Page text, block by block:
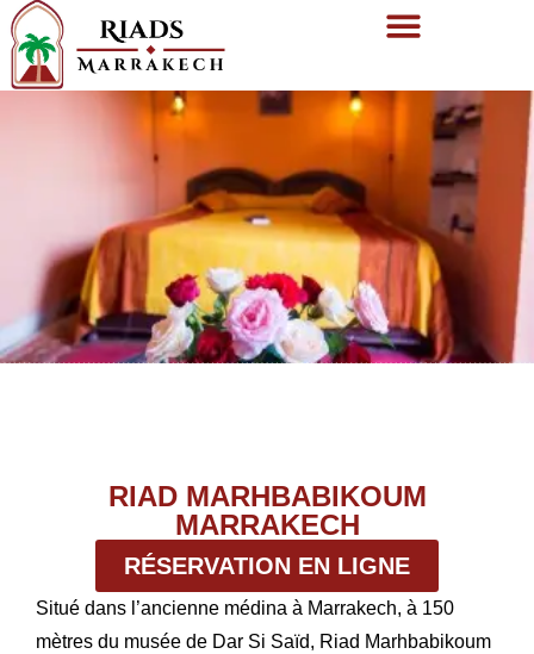
RIAD MARHBABIKOUM
MARRAKECH
RÉSERVATION EN LIGNE
Situé dans l’ancienne médina à Marrakech, à 150
mètres du musée de Dar Si Saïd, Riad Marhbabikoum